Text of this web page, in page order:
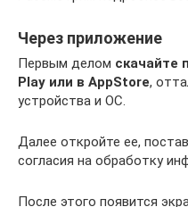
Через приложение
Первым делом скачайте
Play или в AppStore,
устройства и ОС.
Далее откройте ее,
согласия на обработку
После этого появится